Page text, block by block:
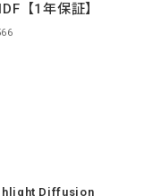
【1年保証】
Diffusion